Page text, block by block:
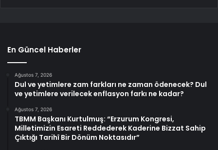
En Güncel Haberler
Ağustos 7, 2026
Dul ve yetimlere zam farkları ne zaman ödenecek? Dul
ve yetimlere verilecek enflasyon farkı ne kadar?
Ağustos 7, 2026
TBMM Başkanı Kurtulmuş: “Erzurum Kongresi,
Milletimizin Esareti Reddederek Kaderine Bizzat Sahip
Çıktığı Tarihî Bir Dönüm Noktasıdır”